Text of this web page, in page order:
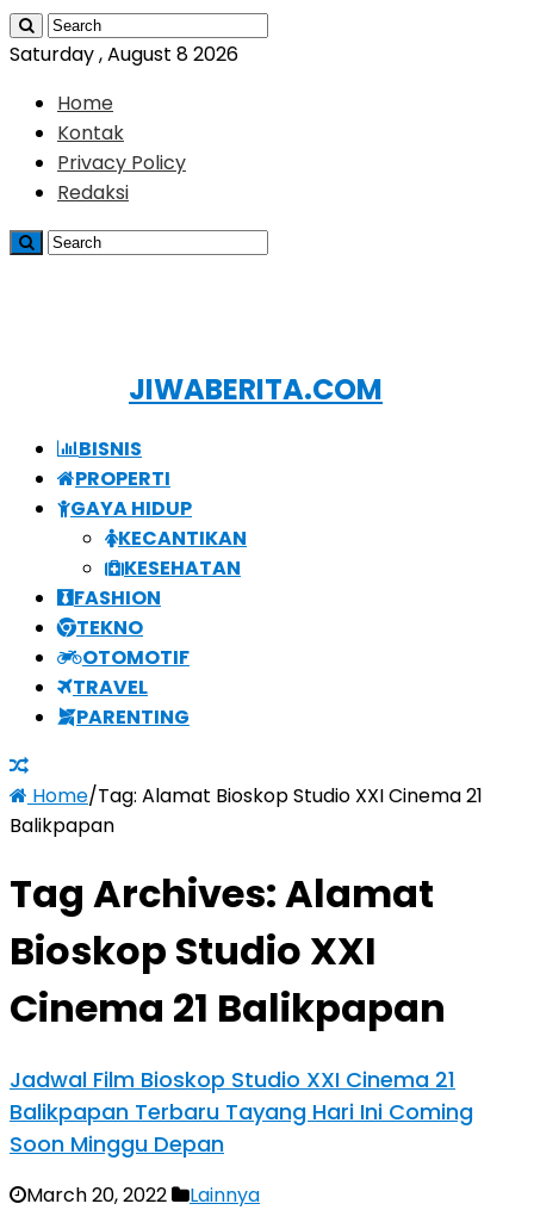
Saturday , August 8 2026
Home
Kontak
Privacy Policy
Redaksi
JIWABERITA.COM
BISNIS
PROPERTI
GAYA HIDUP
KECANTIKAN
KESEHATAN
FASHION
TEKNO
OTOMOTIF
TRAVEL
PARENTING
Home/Tag: Alamat Bioskop Studio XXI Cinema 21
Balikpapan
Tag Archives:Alamat
Bioskop Studio XXI
Cinema 21 Balikpapan
Jadwal Film Bioskop Studio XXI Cinema 21
Balikpapan Terbaru Tayang Hari Ini Coming
Soon Minggu Depan
March 20, 2022 Lainnya